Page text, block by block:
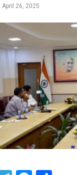
April 26, 2025